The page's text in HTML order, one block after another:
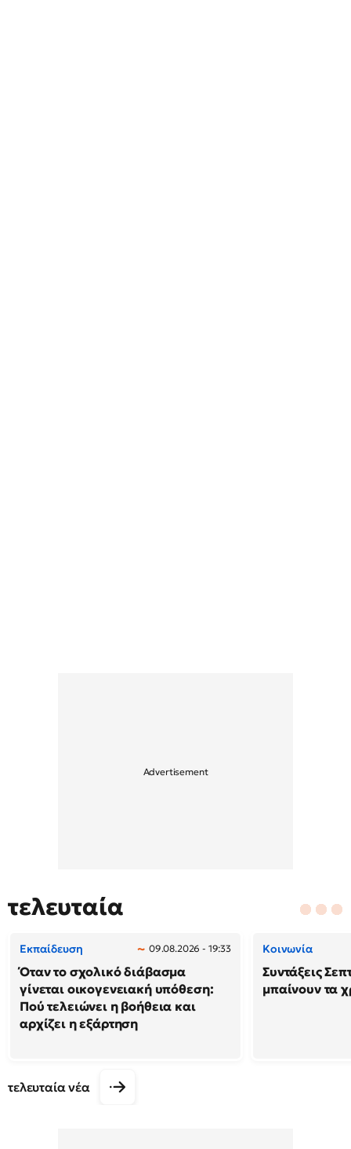
τελευταία
Εκπαίδευση 09.08.2026 - 19:33
Όταν το σχολικό διάβασμα
γίνεται οικογενειακή υπόθεση:
Πού τελειώνει η βοήθεια και
αρχίζει η εξάρτηση
Κοινωνία
Συντάξεις
μπαίνουν τα
τελευταία νέα